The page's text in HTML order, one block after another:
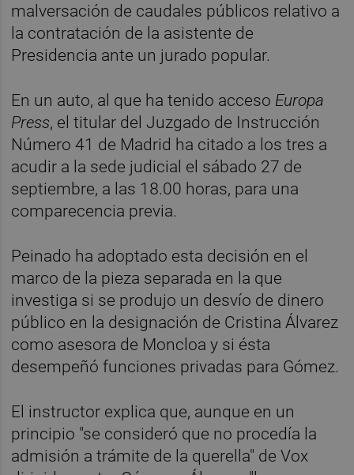
malversación de caudales públicos relativo a
la contratación de la asistente de
Presidencia ante un jurado popular.
En un auto, al que ha tenido acceso Europa
Press, el titular del Juzgado de Instrucción
Número 41 de Madrid ha citado a los tres a
acudir a la sede judicial el sábado 27 de
septiembre, a las 18.00 horas, para una
comparecencia previa.
Peinado ha adoptado esta decisión en el
marco de la pieza separada en la que
investiga si se produjo un desvío de dinero
público en la designación de Cristina Álvarez
como asesora de Moncloa y si ésta
desempeñó funciones privadas para Gómez.
El instructor explica que, aunque en un
principio "se consideró que no procedía la
admisión a trámite de la querella" de Vox